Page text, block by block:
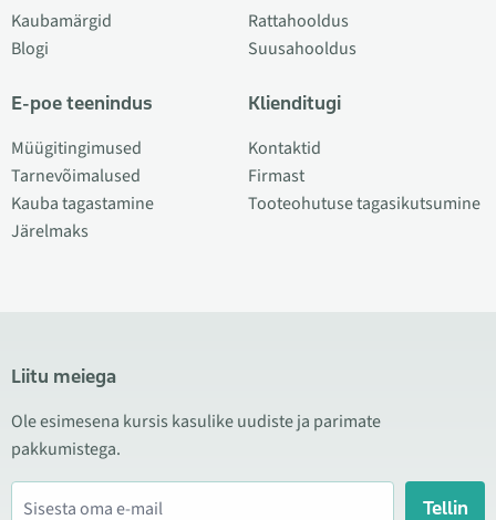
Kaubamärgid
Blogi
E-poe teenindus
Müügitingimused
Tarnevõimalused
Kauba tagastamine
Järelmaks
Rattahooldus
Suusahooldus
Klienditugi
Kontaktid
Firmast
Tooteohutuse tagasikutsumine
Liitu meiega
Ole esimesena kursis kasulike uudiste ja parimate
pakkumistega.
Tellin